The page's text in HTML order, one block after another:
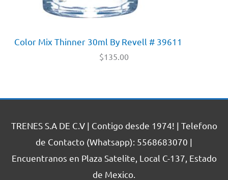
Color Mix Thinner 30ml By Revell # 39611
$135.00
TRENES S.A DE C.V | Contigo desde 1974! | Telefono
de Contacto (Whatsapp): 5568683070 |
Encuentranos en Plaza Satelite, Local C-137, Estado
de Mexico.